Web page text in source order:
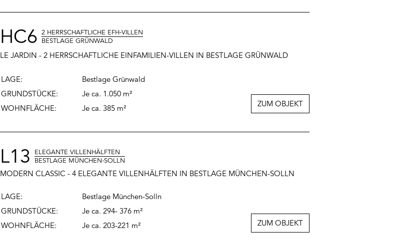
HC6 2 HERRSCHAFTLICHE EFH-VILLEN
BESTLAGE GRÜNWALD
LE JARDIN -2 HERRSCHAFTLICHE EINFAMILIEN-VILLEN IN BESTLAGE GRÜNWALD
LAGE:
Bestlage Grünwald
GRUNDSTÜCKE:
Je ca. 1.050 m²
WOHNFLÄCHE: Je ca. 385 m² ZUM OBJEKT
L13
ELEGANTE VILLENHÄLFTEN
BESTLAGE MÜNCHEN-SOLLN
MODERN CLASSIC - 4 ELEGANTE VILLENHÄLFTEN IN BESTLAGE MÜNCHEN-SOLLN
LAGE:
Bestlage München-Solln
GRUNDSTÜCKE:
Je ca. 294- 376 m²
WOHNFLÄCHE: Je ca. 203-221 m² ZUM OBJEKT